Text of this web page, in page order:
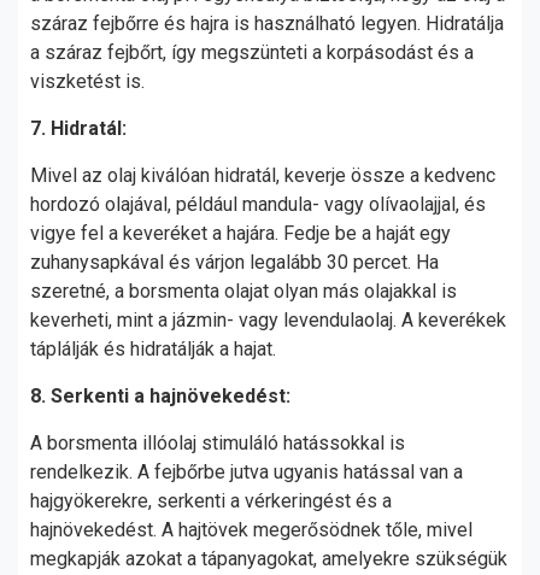
száraz fejbőrre és hajra is használható legyen. Hidratálja
a száraz fejbőrt, így megszünteti a korpásodást és a
viszketést is.
7. Hidratál:
Mivel az olaj kiválóan hidratál, keverje össze a kedvenc
hordozó olajával, például mandula- vagy olívaolajjal, és
vigye fel a keveréket a hajára. Fedje be a haját egy
zuhanysapkával és várjon legalább 30 percet. Ha
szeretné, a borsmenta olajat olyan más olajakkal is
keverheti, mint a jázmin- vagy levendulaolaj. A keverékek
táplálják és hidratálják a hajat.
8. Serkenti a hajnövekedést:
A borsmenta illóolaj stimuláló hatássokkal is
rendelkezik. A fejbőrbe jutva ugyanis hatással van a
hajgyökerekre, serkenti a vérkeringést és a
hajnövekedést. A hajtövek megerősödnek tőle, mivel
megkapják azokat a tápanyagokat, amelyekre szükségük